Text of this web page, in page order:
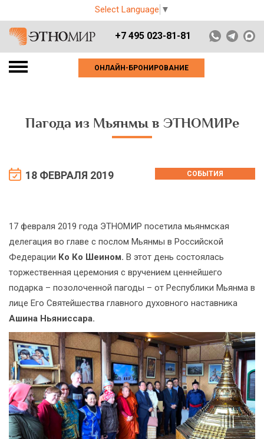
Select Language ▼
+7 495 023-81-81
ОНЛАЙН-БРОНИРОВАНИЕ
Пагода из Мьянмы в ЭТНОМИРе
18 ФЕВРАЛЯ 2019 СОБЫТИЯ
17 февраля 2019 года ЭТНОМИР посетила мьянмская
делегация во главе с послом Мьянмы в Российской
Федерации Ко Ко Шеином. В этот день состоялась
торжественная церемония с вручением ценнейшего
подарка – позолоченной пагоды – от Республики Мьянма в
лице Его Святейшества главного духовного наставника
Ашина Ньяниссара.